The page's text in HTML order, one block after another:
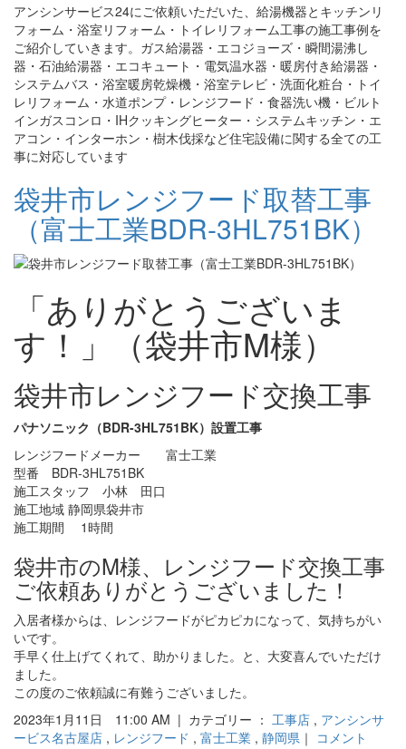
アンシンサービス24にご依頼いただいた、給湯機器とキッチンリ
フォーム・浴室リフォーム・トイレリフォーム工事の施工事例を
ご紹介していきます。ガス給湯器・エコジョーズ・瞬間湯沸し
器・石油給湯器・エコキュート・電気温水器・暖房付き給湯器・
システムバス・浴室暖房乾燥機・浴室テレビ・洗面化粧台・トイ
レリフォーム・水道ポンプ・レンジフード・食器洗い機・ビルト
インガスコンロ・IHクッキングヒーター・システムキッチン・エ
アコン・インターホン・樹木伐採など住宅設備に関する全ての工
事に対応しています
袋井市レンジフード取替工事
（富士工業BDR-3HL751BK）
「ありがとうございま
す！」（袋井市M様）
袋井市レンジフード交換工事
パナソニック（BDR-3HL751BK）設置工事
レンジフードメーカー 富士工業
型番 BDR-3HL751BK
施工スタッフ 小林 田口
施工地域 静岡県袋井市
施工期間 1時間
袋井市のM様、レンジフード交換工事
ご依頼ありがとうございました！
入居者様からは、レンジフードがピカピカになって、気持ちがい
いです。
手早く仕上げてくれて、助かりました。と、大変喜んでいただけ
ました。
この度のご依頼誠に有難うございました。
2023年1月11日 11:00 AM | カテゴリー ： 工事店 , アンシンサ
ービス名古屋店 , レンジフード , 富士工業 , 静岡県 ｜ コメント